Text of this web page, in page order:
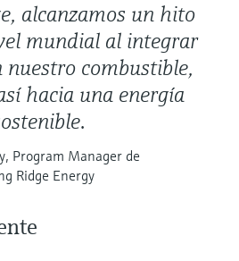
alcanzamos un hito
mundial al integrar
nuestro combustible,
hacia una energía
Program Manager de
Ridge Energy